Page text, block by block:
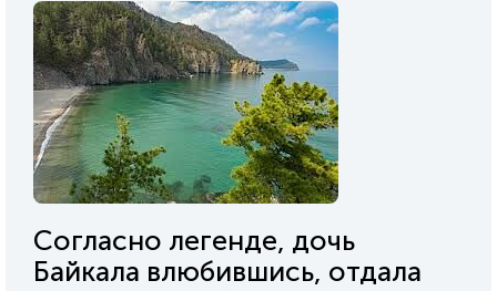
Согласно легенде, дочь
Байкала влюбившись, отдала